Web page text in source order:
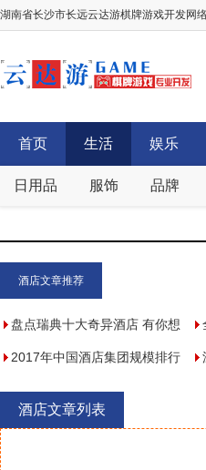
湖南省长沙市长远云达游棋牌游戏开发网
首页 生活 娱乐
日用品 服饰 品牌
酒店文章推荐
盘点瑞典十大奇异酒店 有你想
体验的吗？
2017年中国酒店集团规模排行
榜50强：锦江国际居首，如家
酒店文章列表